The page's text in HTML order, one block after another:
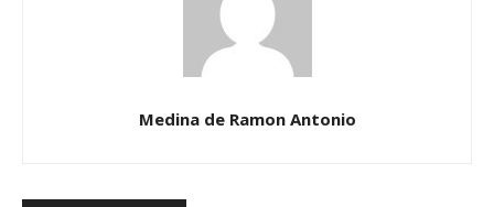
Medina de Ramon Antonio